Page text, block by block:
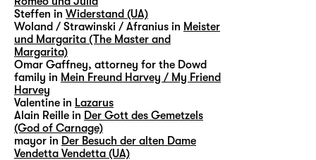
Steffen in Widerstand (UA)
Woland / Strawinski / Afranius in Meister
und Margarita (The Master and
Margarita)
Omar Gaffney, attorney for the Dowd
family in Mein Freund Harvey / My Friend
Harvey
Valentine in Lazarus
Alain Reille in Der Gott des Gemetzels
(God of Carnage)
mayor in Der Besuch der alten Dame
Vendetta Vendetta (UA)